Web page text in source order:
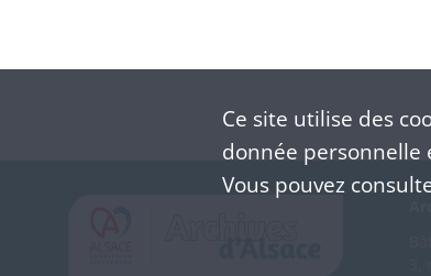
Ce site utilise des
donnée personnelle
Vous pouvez